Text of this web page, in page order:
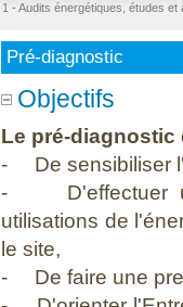
1 - Audits énergétiques, études et
Pré-diagnostic
Objectifs
Le pré-diagnostic
- De sensibiliser
- D'effectuer un
utilisations de
le site,
- De faire une